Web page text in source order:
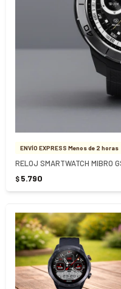
ENVÍO EXPRESS Menos de 2 horas
RELOJ SMARTWATCH MIBRO
$ 5.790